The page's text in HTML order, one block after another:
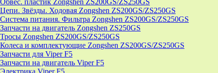
Обвес. пластик Zongshen ZS200GS/ZS250GS
Цепи. Звёзды. Ходовая Zongshen ZS200GS/ZS250GS
Система питания. Фильтра Zongshen ZS200GS/ZS250GS
Запчасти на двигатель Zongshen ZS250GS
Тросы Zongshen ZS200GS/ZS250GS
Колеса и комплектующие Zongshen ZS200GS/ZS250GS
Запчасти для Viper F5
Запчасти на двигатель Viper F5